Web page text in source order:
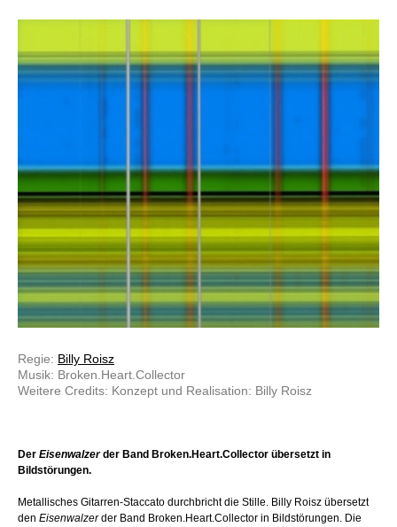
Regie: Billy Roisz
Musik: Broken.Heart.Collector
Weitere Credits: Konzept und Realisation: Billy Roisz
Der Eisenwalzerder Band Broken.Heart.Collector übersetzt in
Bildstörungen.
Metallisches Gitarren-Staccato durchbricht die Stille. Billy Roisz übersetzt
den Eisenwalzerder Band Broken.Heart.Collector in Bildstörungen. Die